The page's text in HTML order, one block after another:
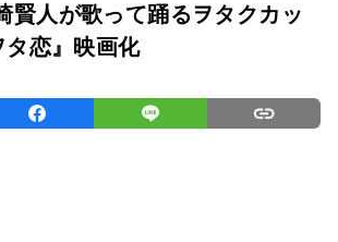
賢人が歌って踊るヲタクカッ
恋』映画化